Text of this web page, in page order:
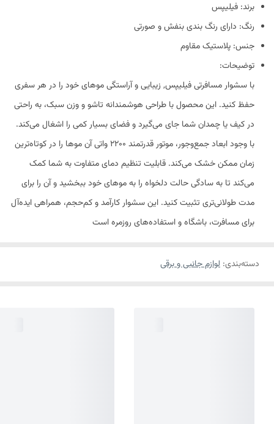
برند: فیلیپس
رنگ: دارای رنگ بندی بنفش و صورتی
جنس: پلاستیک مقاوم
توضیحات:
با سشوار مسافرتی فیلیپس, زیبایی و آراستگی موهای خود را در هر سفری
حفظ کنید. این محصول با طراحی هوشمندانه تاشو و وزن سبک، به راحتی
در کیف یا چمدان شما جای می‌گیرد و فضای بسیار کمی را اشغال می‌کند.
با وجود ابعاد جمع‌وجور، موتور قدرتمند 2200 واتی آن موها را در کوتاه‌ترین
زمان ممکن خشک می‌کند. قابلیت تنظیم دمای متفاوت به شما کمک
می‌کند تا به سادگی حالت دلخواه را به موهای خود ببخشید و آن را برای
مدت طولانی‌تری تثبیت کنید. این سشوار کارآمد و کم‌حجم، همراهی ایده‌آل
برای مسافرت، باشگاه و استفاده‌های روزمره است
دسته‌بندی: لوازم جانبی و برقی